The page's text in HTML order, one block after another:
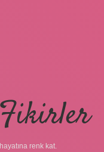
renk kat.